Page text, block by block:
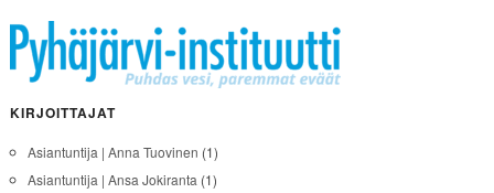
KIRJOITTAJAT
Asiantuntija | Anna Tuovinen (1)
Asiantuntija | Ansa Jokiranta (1)